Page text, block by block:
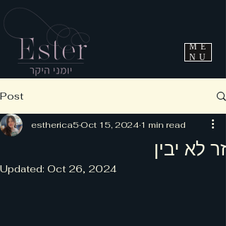
ME
NU
Post
זר לא יבין
estherica5 Oct 15, 20241 min read
Updated: Oct 26, 2024